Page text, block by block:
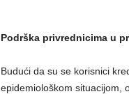
Podrška privrednicima u
Budući da su se korisnici
epidemiološkom situacijom,